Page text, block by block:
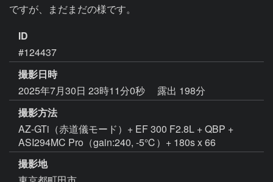
ですが、まだまだの様です。
ID
#124437
撮影日時
2025年7月30日 23時11分0秒
露出 198分
撮影方法
AZ-GTi（赤道儀モード）+ EF 300 F2.8L + QBP +
ASI294MC Pro（gain:240, -5℃）+ 180s x 66
撮影地